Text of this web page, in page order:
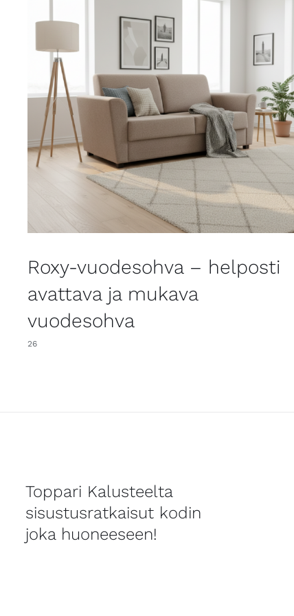
Roxy-vuodesohva – helposti
avattava ja mukava
vuodesohva
26
Toppari Kalusteelta
sisustusratkaisut kodin
joka huoneeseen!